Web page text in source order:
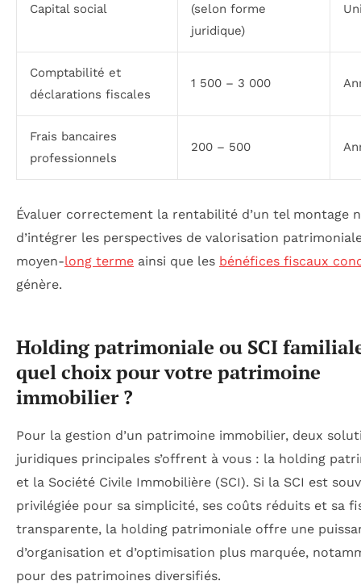
Capital social
(selon forme
juridique)
Comptabilité et
déclarations fiscales
1 500 – 3 000
Frais bancaires
professionnels
200 – 500
Évaluer correctement la rentabilité d’un tel montage
d’intégrer les perspectives de valorisation
moyen-long terme ainsi que les bénéfices fiscaux
génère.
Holding patrimoniale ou SCI
quel choix pour votre patrimoine
immobilier ?
Pour la gestion d’un patrimoine immobilier, deux
juridiques principales s’offrent à vous : la holding
et la Société Civile Immobilière (SCI). Si la SCI est
privilégiée pour sa simplicité, ses coûts réduits et sa
transparente, la holding patrimoniale offre une
d’organisation et d’optimisation plus marquée,
pour des patrimoines diversifiés.